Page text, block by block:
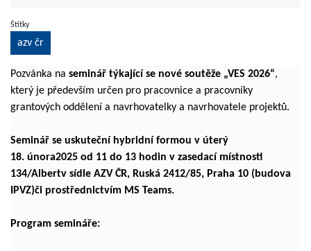
Štítky
azv čr
Pozvánka na seminář týkající se nové soutěže „VES 2026“,
který je především určen pro pracovnice a pracovníky
grantových oddělení a navrhovatelky a navrhovatele projektů.
Seminář se uskuteční hybridní formou v úterý
18. února2025 od 11 do 13 hodin v zasedací místnosti
134/Albertv sídle AZV ČR, Ruská 2412/85, Praha 10 (budova
IPVZ)či prostřednictvím MS Teams.
Program semináře: